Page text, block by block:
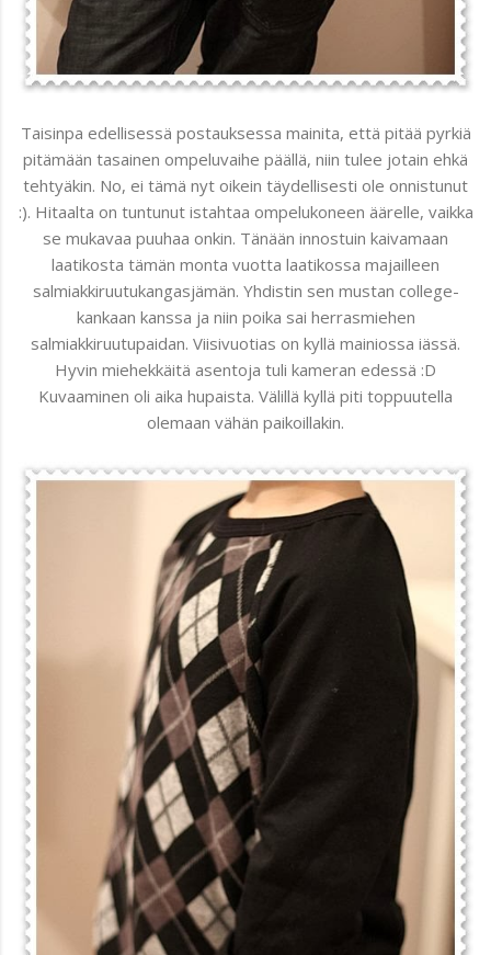
Taisinpa edellisessä postauksessa mainita, että pitää pyrkiä
pitämään tasainen ompeluvaihe päällä, niin tulee jotain ehkä
tehtyäkin. No, ei tämä nyt oikein täydellisesti ole onnistunut
:). Hitaalta on tuntunut istahtaa ompelukoneen äärelle, vaikka
se mukavaa puuhaa onkin. Tänään innostuin kaivamaan
laatikosta tämän monta vuotta laatikossa majailleen
salmiakkiruutukangasjämän. Yhdistin sen mustan college-
kankaan kanssa ja niin poika sai herrasmiehen
salmiakkiruutupaidan. Viisivuotias on kyllä mainiossa iässä.
Hyvin miehekkäitä asentoja tuli kameran edessä :D
Kuvaaminen oli aika hupaista. Välillä kyllä piti toppuutella
olemaan vähän paikoillakin.